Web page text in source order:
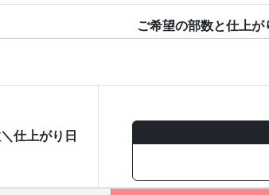
ご希望の部数と仕上
仕上がり日